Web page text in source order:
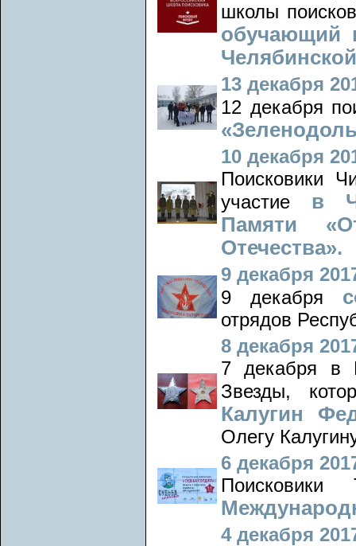
школы
обучающий
13 декабря
12 декабря
10 декабря
Поисковики
участие в
Памяти
Отечества».
9 декабря
9 декабря
отрядов
8 декабря
7 декабря в
Звезды,
Калугин
Олегу
6 декабря
4 декабря